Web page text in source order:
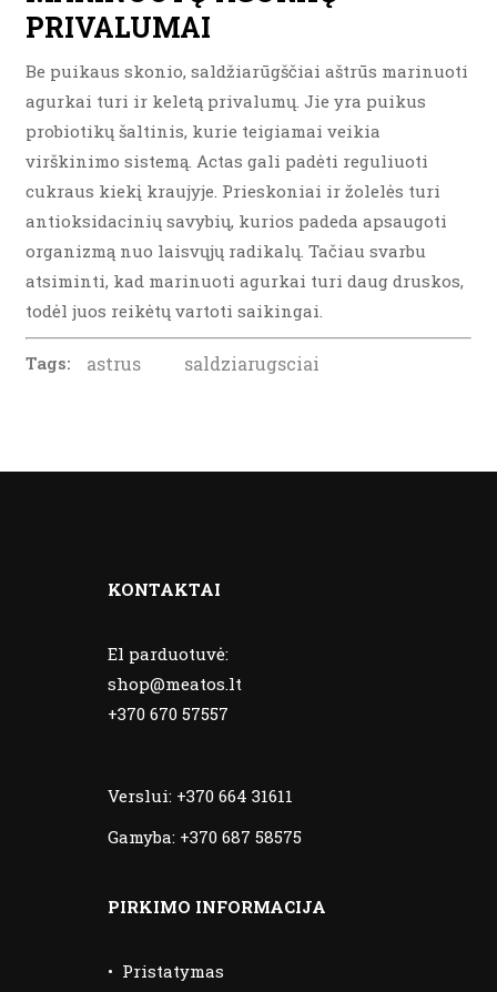
PRIVALUMAI
Be puikaus skonio, saldžiarūgščiai aštrūs marinuoti
agurkai turi ir keletą privalumų. Jie yra puikus
probiotikų šaltinis, kurie teigiamai veikia
virškinimo sistemą. Actas gali padėti reguliuoti
cukraus kiekį kraujyje. Prieskoniai ir žolelės turi
antioksidacinių savybių, kurios padeda apsaugoti
organizmą nuo laisvųjų radikalų. Tačiau svarbu
atsiminti, kad marinuoti agurkai turi daug druskos,
todėl juos reikėtų vartoti saikingai.
Tags: astrus saldziarugsciai
KONTAKTAI
El parduotuvė:
shop@meatos.lt
+370 670 57557
Verslui: +370 664 31611
Gamyba: +370 687 58575
PIRKIMO INFORMACIJA
• Pristatymas